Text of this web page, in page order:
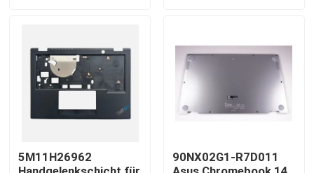
Über uns
Kontakte
5M11H26962
90NX02G1-R7D011